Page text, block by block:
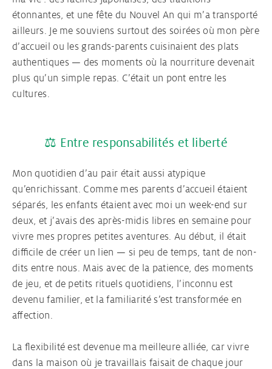
étonnantes, et une fête du Nouvel An qui m’a transporté
ailleurs. Je me souviens surtout des soirées où mon père
d’accueil ou les grands-parents cuisinaient des plats
authentiques — des moments où la nourriture devenait
plus qu’un simple repas. C’était un pont entre les
cultures.
⚖️ Entre responsabilités et liberté
Mon quotidien d’au pair était aussi atypique
qu’enrichissant. Comme mes parents d’accueil étaient
séparés, les enfants étaient avec moi un week-end sur
deux, et j’avais des après-midis libres en semaine pour
vivre mes propres petites aventures. Au début, il était
difficile de créer un lien — si peu de temps, tant de non-
dits entre nous. Mais avec de la patience, des moments
de jeu, et de petits rituels quotidiens, l’inconnu est
devenu familier, et la familiarité s’est transformée en
affection.
La flexibilité est devenue ma meilleure alliée, car vivre
dans la maison où je travaillais faisait de chaque jour